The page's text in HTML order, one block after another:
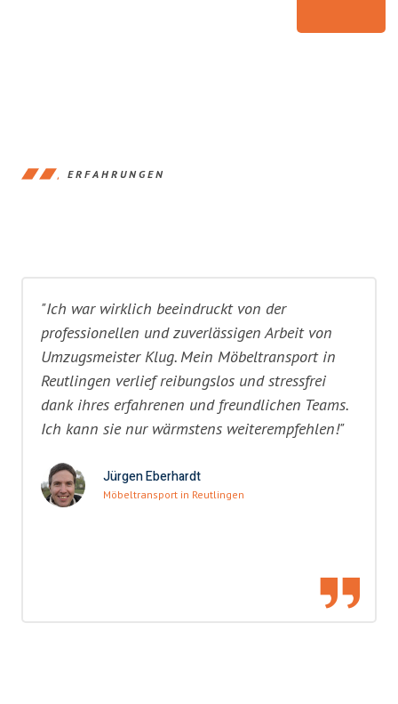
ERFAHRUNGEN
"Ich war wirklich beeindruckt von der
professionellen und zuverlässigen Arbeit von
Umzugsmeister Klug. Mein Möbeltransport in
Reutlingen verlief reibungslos und stressfrei
dank ihres erfahrenen und freundlichen Teams.
Ich kann sie nur wärmstens weiterempfehlen!"
Jürgen Eberhardt
Möbeltransport in Reutlingen